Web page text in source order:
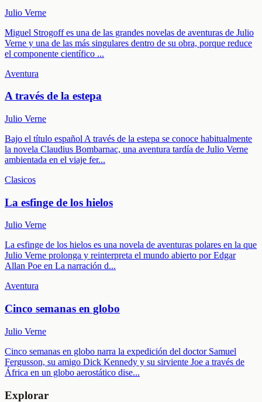
Julio Verne
Miguel Strogoff es una de las grandes novelas de aventuras de Julio
Verne y una de las más singulares dentro de su obra, porque reduce
el componente científico ...
Aventura
A través de la estepa
Julio Verne
Bajo el título español A través de la estepa se conoce habitualmente
la novela Claudius Bombarnac, una aventura tardía de Julio Verne
ambientada en el viaje fer...
Clasicos
La esfinge de los hielos
Julio Verne
La esfinge de los hielos es una novela de aventuras polares en la que
Julio Verne prolonga y reinterpreta el mundo abierto por Edgar
Allan Poe en La narración d...
Aventura
Cinco semanas en globo
Julio Verne
Cinco semanas en globo narra la expedición del doctor Samuel
Fergusson, su amigo Dick Kennedy y su sirviente Joe a través de
África en un globo aerostático dise...
Explorar